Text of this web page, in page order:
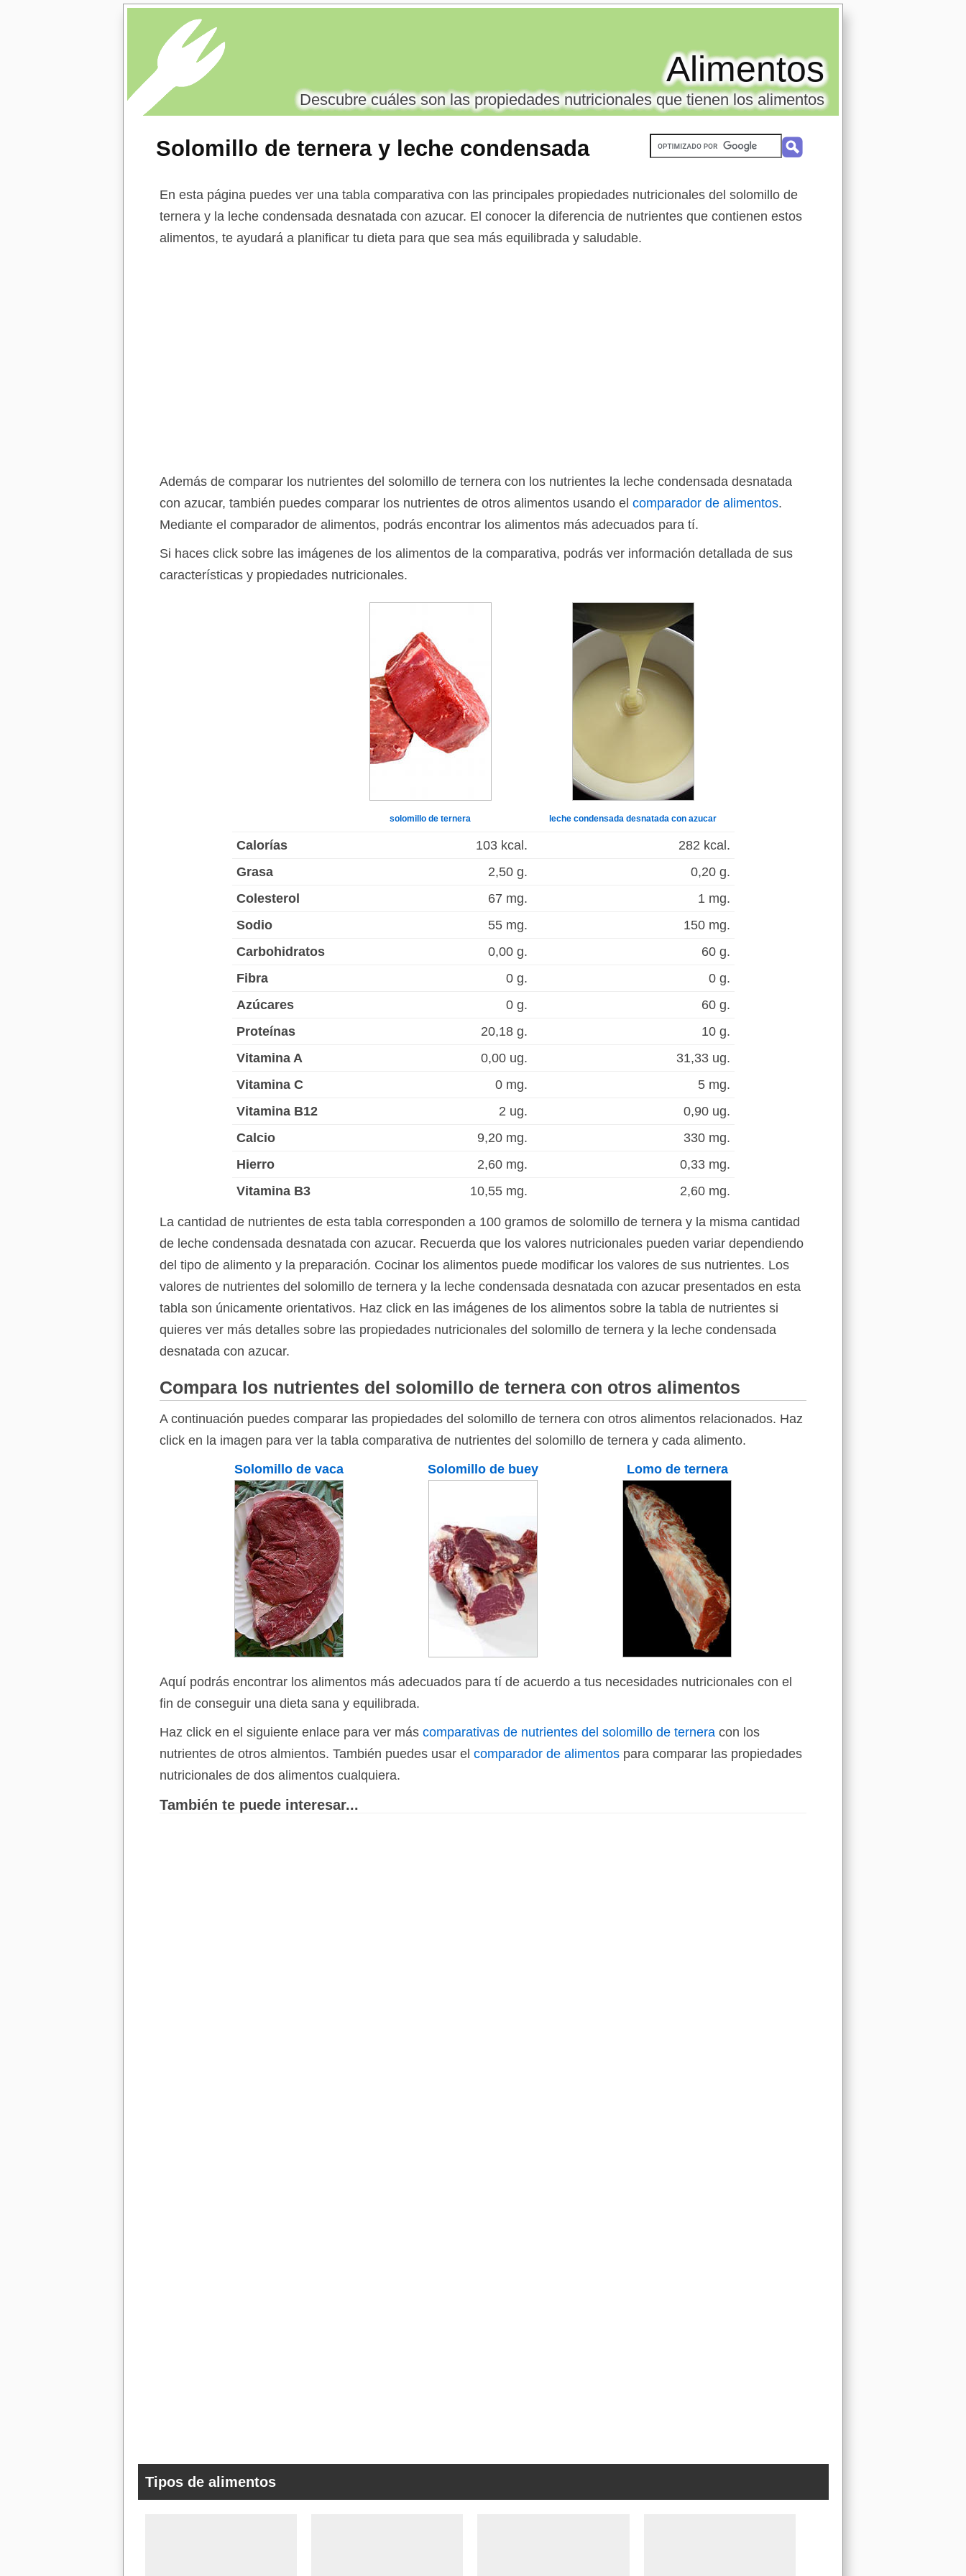
Solomillo de ternera y leche condensada
desnatada con azucar
Alimentos
Descubre cuáles son las propiedades nutricionales que tienen los alimentos
En esta página puedes ver una tabla comparativa con las principales propiedades nutricionales del solomillo de
ternera y la leche condensada desnatada con azucar. El conocer la diferencia de nutrientes que contienen estos
alimentos, te ayudará a planificar tu dieta para que sea más equilibrada y saludable.
Además de comparar los nutrientes del solomillo de ternera con los nutrientes la leche condensada desnatada
con azucar, también puedes comparar los nutrientes de otros alimentos usando el comparador de alimentos.
Mediante el comparador de alimentos, podrás encontrar los alimentos más adecuados para tí.
Si haces click sobre las imágenes de los alimentos de la comparativa, podrás ver información detallada de sus
características y propiedades nutricionales.
solomillo de ternera leche condensada desnatada con azucar
Calorías 103 kcal.
282 kcal.
Grasa
2,50 g.
0,20 g.
Colesterol
67 mg.
1 mg.
Sodio
55 mg.
150 mg.
Carbohidratos
0,00 g.
60 g.
Fibra
0 g.
0 g.
Azúcares
0 g.
60 g.
Proteínas
20,18 g.
10 g.
Vitamina A
0,00 ug.
31,33 ug.
Vitamina C
0 mg.
5 mg.
Vitamina B12
2 ug.
0,90 ug.
Calcio
9,20 mg.
330 mg.
Hierro
2,60 mg.
0,33 mg.
Vitamina B3
10,55 mg. 2,60 mg.
La cantidad de nutrientes de esta tabla corresponden a 100 gramos de solomillo de ternera y la misma cantidad
de leche condensada desnatada con azucar. Recuerda que los valores nutricionales pueden variar dependiendo
del tipo de alimento y la preparación. Cocinar los alimentos puede modificar los valores de sus nutrientes. Los
valores de nutrientes del solomillo de ternera y la leche condensada desnatada con azucar presentados en esta
tabla son únicamente orientativos. Haz click en las imágenes de los alimentos sobre la tabla de nutrientes si
quieres ver más detalles sobre las propiedades nutricionales del solomillo de ternera y la leche condensada
desnatada con azucar.
Compara los nutrientes del solomillo de ternera con otros alimentos
A continuación puedes comparar las propiedades del solomillo de ternera con otros alimentos relacionados. Haz
click en la imagen para ver la tabla comparativa de nutrientes del solomillo de ternera y cada alimento.
Solomillo de vaca
Solomillo de buey Lomo de ternera
Aquí podrás encontrar los alimentos más adecuados para tí de acuerdo a tus necesidades nutricionales con el
fin de conseguir una dieta sana y equilibrada.
Haz click en el siguiente enlace para ver más comparativas de nutrientes del solomillo de ternera con los
nutrientes de otros almientos. También puedes usar el comparador de alimentos para comparar las propiedades
nutricionales de dos alimentos cualquiera.
También te puede interesar...
Tipos de alimentos